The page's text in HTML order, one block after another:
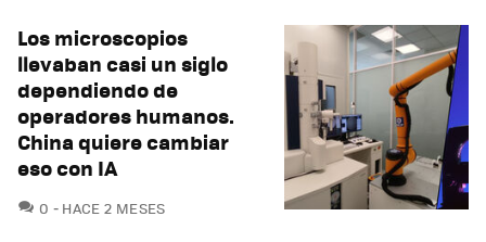
Los microscopios
llevaban casi un siglo
dependiendo de
operadores humanos.
China quiere cambiar
eso con IA
0 COMENTARIOS
HACE 2 MESES